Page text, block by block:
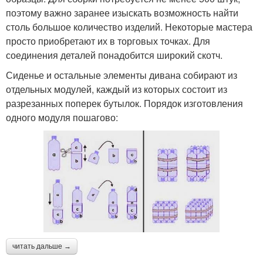
поэтому важно заранее изыскать возможность найти
столь большое количество изделий. Некоторые мастера
просто приобретают их в торговых точках. Для
соединения деталей понадобится широкий скотч.
Сиденье и остальные элементы дивана собирают из
отдельных модулей, каждый из которых состоит из
разрезанных поперек бутылок. Порядок изготовления
одного модуля пошагово:
читать дальше →